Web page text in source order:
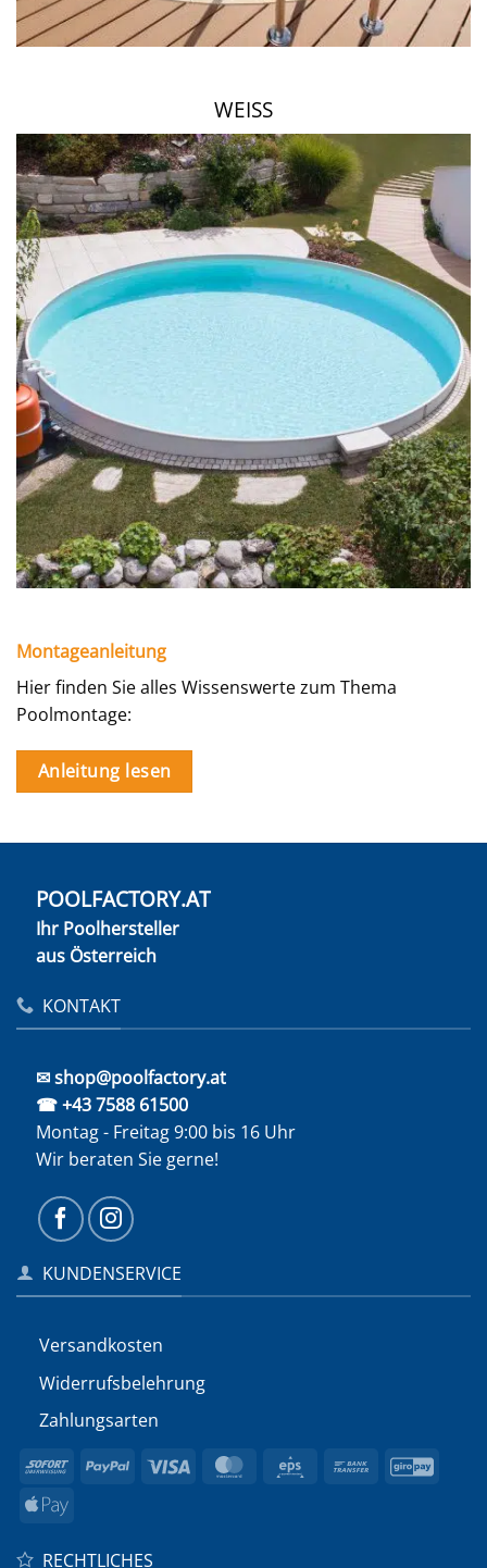
WEISS
Montageanleitung
Hier finden Sie alles Wissenswerte zum Thema
Poolmontage:
Anleitung lesen
POOLFACTORY.AT
Ihr Poolhersteller
aus Österreich
KONTAKT
✉ shop@poolfactory.at
☎ +43 7588 61500
Montag - Freitag 9:00 bis 16 Uhr
Wir beraten Sie gerne!
KUNDENSERVICE
Versandkosten
Widerrufs­belehrung
Zahlungsarten
Sofort PayPal Visa MasterCard
Eps
Bank
Apple
RECHTLICHES